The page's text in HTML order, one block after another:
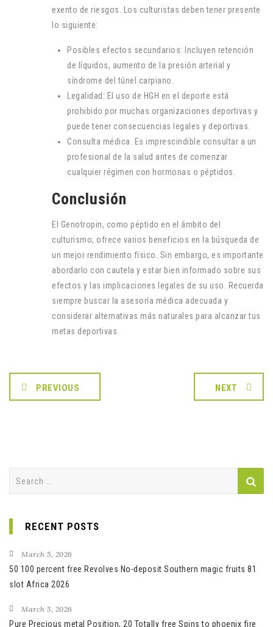
exento de riesgos. Los culturistas deben tener presente
lo siguiente:
Posibles efectos secundarios: Incluyen retención
de líquidos, aumento de la presión arterial y
síndrome del túnel carpiano.
Legalidad: El uso de HGH en el deporte está
prohibido por muchas organizaciones deportivas y
puede tener consecuencias legales y deportivas.
Consulta médica: Es imprescindible consultar a un
profesional de la salud antes de comenzar
cualquier régimen con hormonas o péptidos.
Conclusión
El Genotropin, como péptido en el ámbito del
culturismo, ofrece varios beneficios en la búsqueda de
un mejor rendimiento físico. Sin embargo, es importante
abordarlo con cautela y estar bien informado sobre sus
efectos y las implicaciones legales de su uso. Recuerda
siempre buscar la asesoría médica adecuada y
considerar alternativas más naturales para alcanzar tus
metas deportivas.
PREVIOUS NEXT
RECENT POSTS
March 5, 2026
50 100 percent free Revolves No-deposit Southern magic fruits 81
slot Africa 2026
March 5, 2026
Pure Precious metal Position, 20 Totally free Spins to phoenix fire